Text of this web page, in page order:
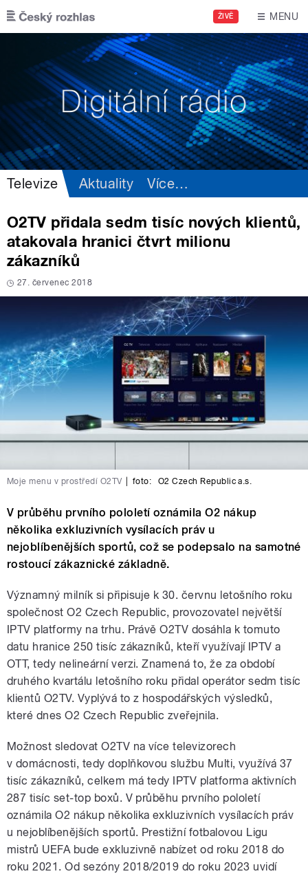
Přejít k hlavnímu obsahu
ŽIVĚ MENU
Televize Aktuality Více…
O2TV přidala sedm tisíc nových klientů,
atakovala hranici čtvrt milionu
zákazníků
27. červenec 2018
Moje menu v prostředí O2TV foto: O2 Czech Republic a.s.
V průběhu prvního pololetí oznámila O2 nákup
několika exkluzivních vysílacích práv u
nejoblíbenějších sportů, což se podepsalo na samotné
rostoucí zákaznické základně.
Významný milník si připisuje k 30. červnu letošního roku
společnost O2 Czech Republic, provozovatel největší
IPTV platformy na trhu. Právě O2TV dosáhla k tomuto
datu hranice 250 tisíc zákazníků, kteří využívají IPTV a
OTT, tedy nelineární verzi. Znamená to, že za období
druhého kvartálu letošního roku přidal operátor sedm tisíc
klientů O2TV. Vyplývá to z hospodářských výsledků,
které dnes O2 Czech Republic zveřejnila.
Možnost sledovat O2TV na více televizorech
v domácnosti, tedy doplňkovou službu Multi, využívá 37
tisíc zákazníků, celkem má tedy IPTV platforma aktivních
287 tisíc set-top boxů. V průběhu prvního pololetí
oznámila O2 nákup několika exkluzivních vysílacích práv
u nejoblíbenějších sportů. Prestižní fotbalovou Ligu
mistrů UEFA bude exkluzivně nabízet od roku 2018 do
roku 2021. Od sezóny 2018/2019 do roku 2023 uvidí